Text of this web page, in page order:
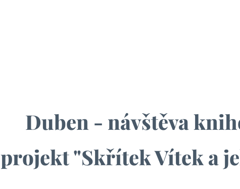
Duben - návštěva
projekt "Skřítek Vítek a